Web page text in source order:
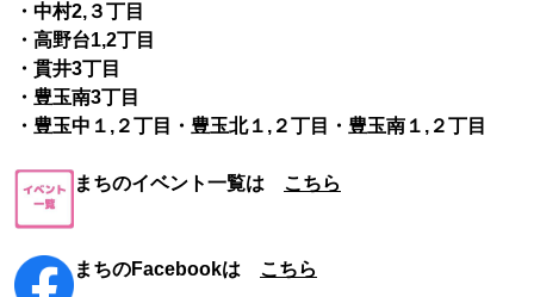
・中村2,３丁目
・高野台1,2丁目
・貫井3丁目
・豊玉南3丁目
・豊玉中１,２丁目・豊玉北１,２丁目・豊玉南１,２丁目
まちのイベント一覧は こちら
まちのFacebookは こちら